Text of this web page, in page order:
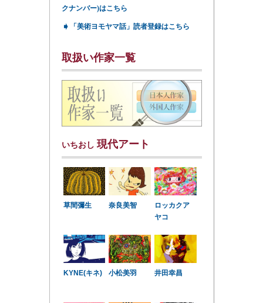
クナンバー)はこちら
➧ 「美術ヨモヤマ話」読者登録はこちら
取扱い作家一覧
いちおし 現代アート
草間彌生 奈良美智
ロッカクア
ヤコ
KYNE(キネ) 小松美羽 井田幸昌